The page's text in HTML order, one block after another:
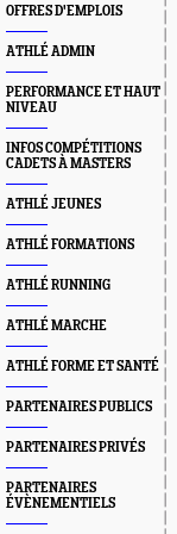
OFFRES D'EMPLOIS
ATHLÉ ADMIN
PERFORMANCE ET HAUT
NIVEAU
INFOS COMPÉTITIONS
CADETS À MASTERS
ATHLÉ JEUNES
ATHLÉ FORMATIONS
ATHLÉ RUNNING
ATHLÉ MARCHE
ATHLÉ FORME ET SANTÉ
PARTENAIRES PUBLICS
PARTENAIRES PRIVÉS
PARTENAIRES
ÉVÈNEMENTIELS